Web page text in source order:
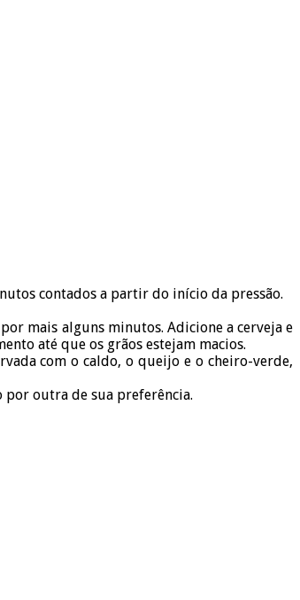
contados a partir do início da pressão.
mais alguns minutos. Adicione a cerveja e
até que os grãos estejam macios.
com o caldo, o queijo e o cheiro-verde,
por outra de sua preferência.